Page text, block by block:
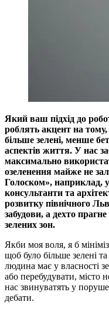
Який ваш підхід до
роблять акцент на
більше зелені, менше
аспектів життя. У нас
максимально
озеленення майже не
Голоском», наприклад,
консультанти та
розвитку північного
забудови, а дехто
зелених зон.
Якби моя воля, я б
щоб було більше зелені
людина має у власності
або перебудувати, місто
нас звинуватять у
дебати.